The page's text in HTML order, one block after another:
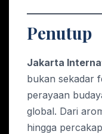
Penutup
Jakarta
bukan sekadar
perayaan
global. Dari
hingga